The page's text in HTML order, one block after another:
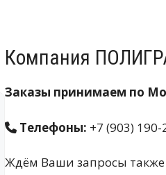
Компания
Заказы принимаем по
Телефоны: +7 (903)
Ждём Ваши запросы также